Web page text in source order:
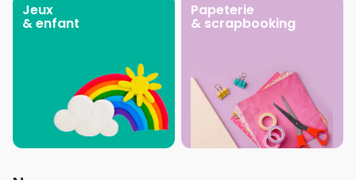
Jeux
& enfant
Papeterie
& scrapbooking